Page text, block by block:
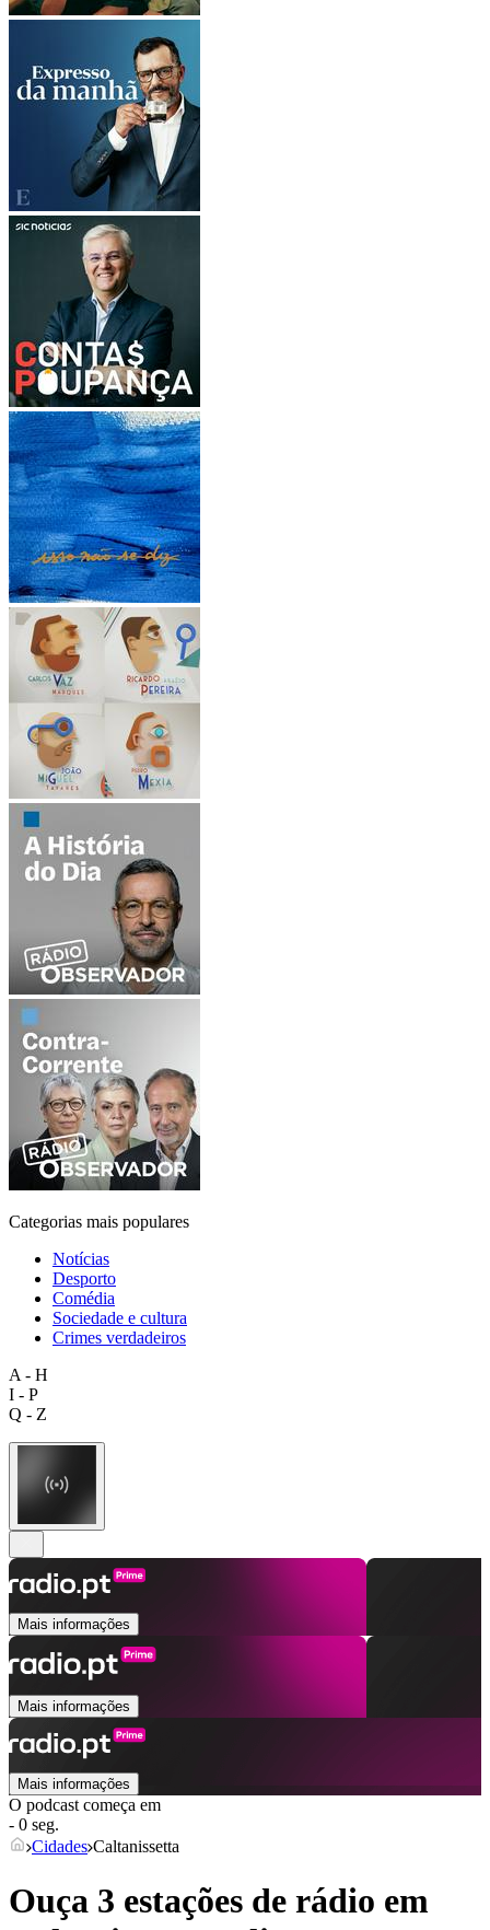
Categorias mais populares
Notícias
Desporto
Comédia
Sociedade e cultura
Crimes verdadeiros
A - H
I - P
Q - Z
Mais informações
Mais informações
Mais informações
O podcast começa em
- 0 seg.
Cidades Caltanissetta
Ouça 3 estações de rádio em